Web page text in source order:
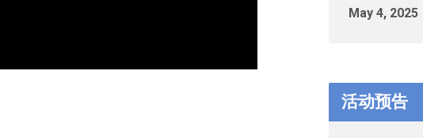
May 4, 2025
活动预告